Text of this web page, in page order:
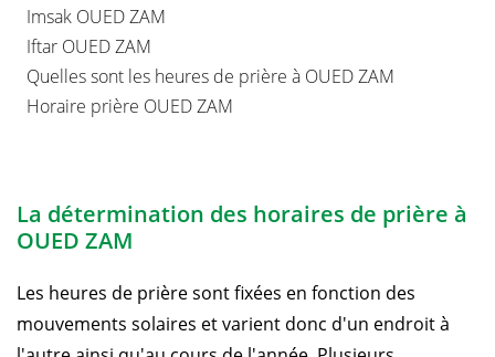
Imsak OUED ZAM
Iftar OUED ZAM
Quelles sont les heures de prière à OUED ZAM
Horaire prière OUED ZAM
La détermination des horaires de prière à
OUED ZAM
Les heures de prière sont fixées en fonction des
mouvements solaires et varient donc d'un endroit à